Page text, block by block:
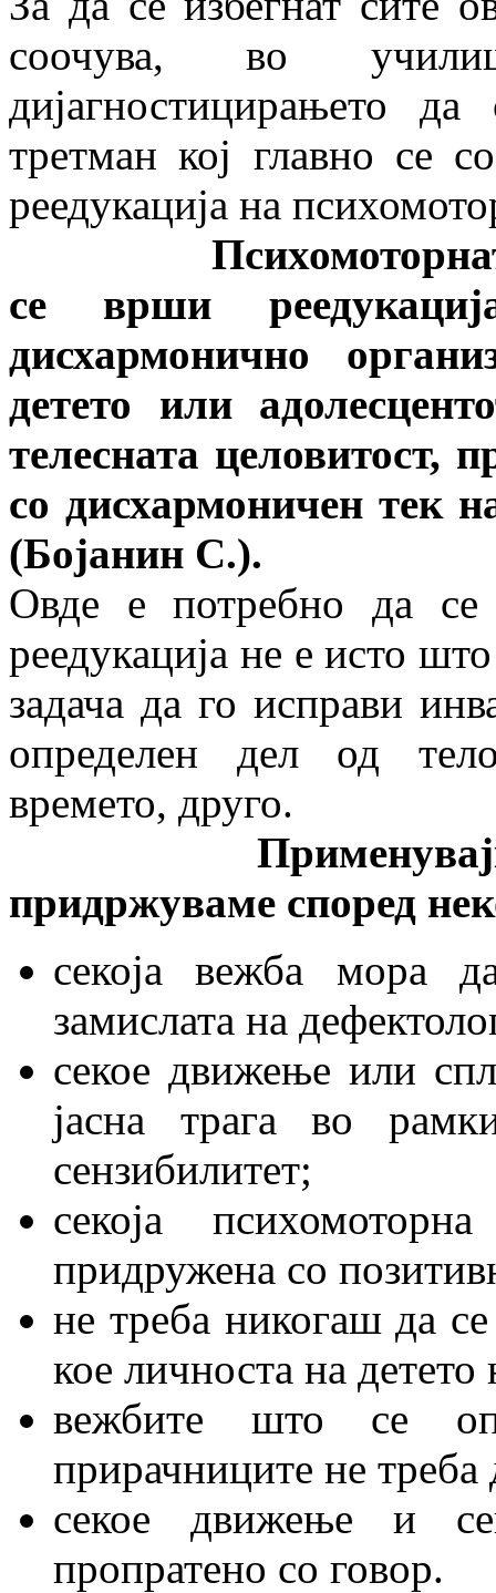
соочува, во
дијагностицирањето
третман кој главно се
реедукација на
Психомоторната
се врши
дисхармонично
детето или
телесната целовитост,
со дисхармоничен тек
(Бојанин С.).
Овде е потребно да се
реедукација не е исто
задача да го исправи
определен дел од
времето, друго.
Применувајќи ги
придржуваме според
секоја вежба мора
замислата на
секое движење или
јасна трага во
сензибилитет;
секоја
придружена со
не треба никогаш да
кое личноста на детето
вежбите што се
прирачниците не треба
секое движење и
пропратено со говор.